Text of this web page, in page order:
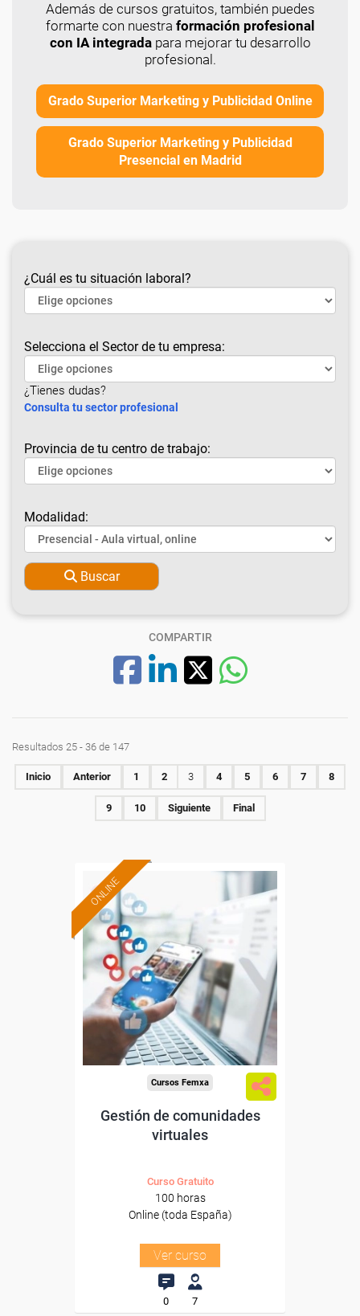
Además de cursos gratuitos, también puedes
formarte con nuestra formación profesional
con IA integradapara mejorar tu desarrollo
profesional.
Grado Superior Marketing y Publicidad Online
Grado Superior Marketing y Publicidad
Presencial en Madrid
¿Cuál es tu situación laboral?
Selecciona el Sector de tu empresa:
¿Tienes dudas?
Consulta tu sector profesional
Provincia de tu centro de trabajo:
Modalidad:
Buscar
COMPARTIR
Resultados 25 - 36 de 147
Inicio Anterior 1 2 3 4 5 6 7 8
9 10 Siguiente Final
ONLINE
Formación 100%
subvencionada.
Para desempleados,
trabajadores y autónomos.
Sector
-Comercio.
Cursos Femxa
Gestión de comunidades
virtuales
Curso Gratuito
100 horas
Online (toda España)
Ver curso
0 7